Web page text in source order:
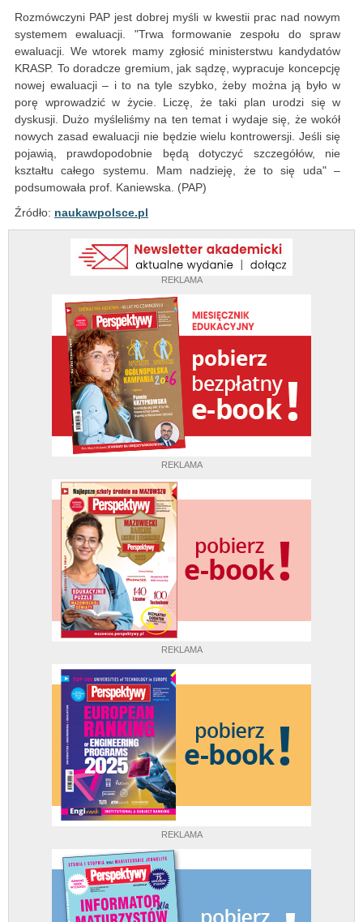
REKLAMA
REKLAMA
REKLAMA
REKLAMA
Rozmówczyni PAP jest dobrej myśli w kwestii prac nad nowym
systemem ewaluacji. "Trwa formowanie zespołu do spraw
ewaluacji. We wtorek mamy zgłosić ministerstwu kandydatów
KRASP. To doradcze gremium, jak sądzę, wypracuje koncepcję
nowej ewaluacji – i to na tyle szybko, żeby można ją było w
porę wprowadzić w życie. Liczę, że taki plan urodzi się w
dyskusji. Dużo myśleliśmy na ten temat i wydaje się, że wokół
nowych zasad ewaluacji nie będzie wielu kontrowersji. Jeśli się
pojawią, prawdopodobnie będą dotyczyć szczegółów, nie
kształtu całego systemu. Mam nadzieję, że to się uda" –
podsumowała prof. Kaniewska. (PAP)
Źródło: naukawpolsce.pl